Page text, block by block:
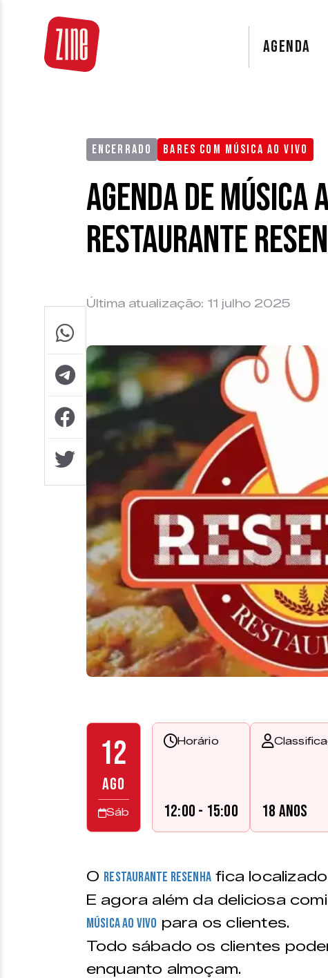
AGENDA
ENCERRADO BARES COM MÚSICA AO VIVO
Agenda de Música
Restaurante
Última atualização: 11 julho 2025
12
AGO
Sáb
Horário
12:00 - 15:00 18 anos
O Restaurante Resenha fica
E agora além da deliciosa
música ao vivo para os clientes.
Todo sábado os clientes
enquanto almoçam.